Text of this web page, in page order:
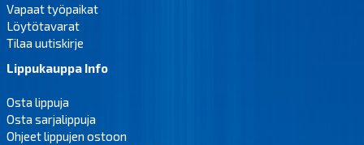
Vapaat työpaikat
Löytötavarat
Tilaa uutiskirje
Lippukauppa Info
Osta lippuja
Osta sarjalippuja
Ohjeet lippujen ostoon